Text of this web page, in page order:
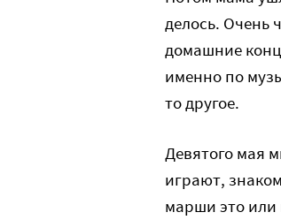
делось. Очень
домашние
именно по
то другое.
Девятого мая
играют,
марши это или